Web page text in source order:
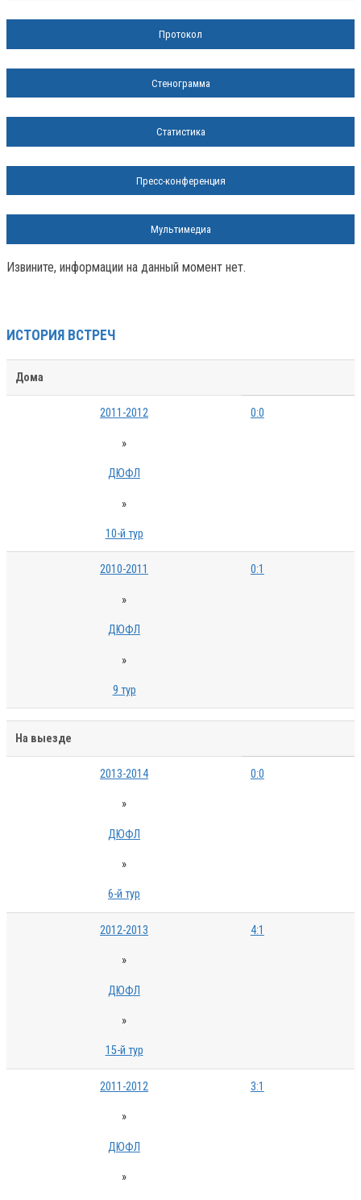
Протокол
Стенограмма
Статистика
Пресс-конференция
Мультимедиа
Извините, информации на данный момент нет.
ИСТОРИЯ ВСТРЕЧ
Дома
2011-2012
»
ДЮФЛ
»
10-й тур
0:0
2010-2011
»
ДЮФЛ
»
9 тур
0:1
На выезде
2013-2014
»
ДЮФЛ
»
6-й тур
0:0
2012-2013
»
ДЮФЛ
»
15-й тур
4:1
2011-2012
»
ДЮФЛ
»
3:1